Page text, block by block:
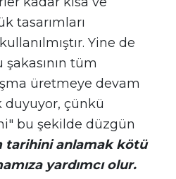
tasarımları
Yine de
tüm
üretmeye devam
çünkü
bu şekilde düzgün
tarihini anlamak kötü
yardımcı olur.